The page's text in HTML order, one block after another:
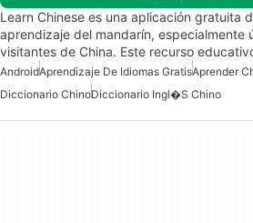
Learn Chinese es una aplicación gratuita
aprendizaje del mandarín, especialmente
visitantes de China. Este recurso
AndroidAprendizaje De Idiomas GratisAprender
Diccionario ChinoDiccionario Ingl�s Chino